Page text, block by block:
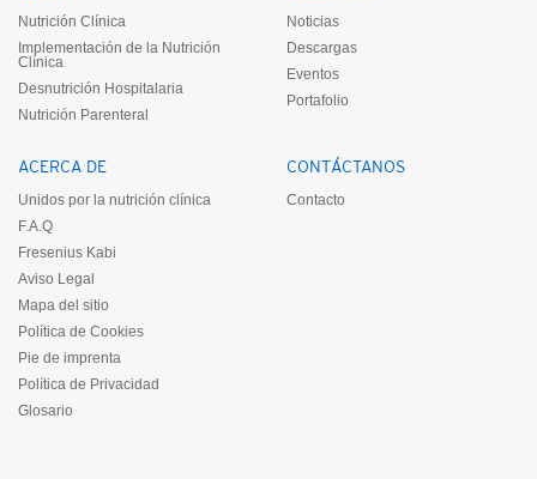
Nutrición Clínica
Implementación de la Nutrición
Clínica
Desnutrición Hospitalaria
Nutrición Parenteral
Noticias
Descargas
Eventos
Portafolio
ACERCA DE
Unidos por la nutrición clínica
F.A.Q
Fresenius Kabi
Aviso Legal
Mapa del sitio
Política de Cookies
Pie de imprenta
Política de Privacidad
Glosario
CONTÁCTANOS
Contacto